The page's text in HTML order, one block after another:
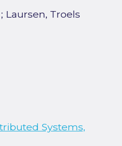
; Laursen, Troels
Systems,